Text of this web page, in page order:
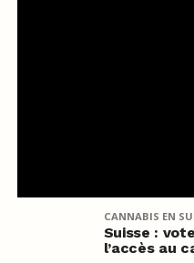
CANNABIS EN
Suisse :
l’accès au